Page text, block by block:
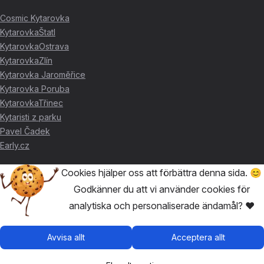
Cosmic Kytarovka
KytarovkaŠtatl
KytarovkaOstrava
KytarovkaZlín
Kytarovka Jaroměřice
Kytarovka Poruba
KytarovkaTřinec
Kytaristi z parku
Pavel Čadek
Early.cz
TACK FÖR STÖDET ❤️
David Skácel
Cosmic Kytarovka
🥉 KytarovkaŠtatl
Cookies hjälper oss att förbättra denna sida. 😊
Godkänner du att vi använder cookies för
analytiska och personaliserade ändamål? ❤️
Avvisa allt Acceptera allt